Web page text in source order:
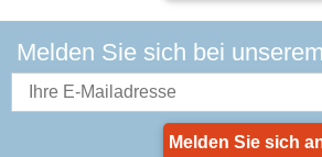
Melden Sie sich bei
Melden Sie sich